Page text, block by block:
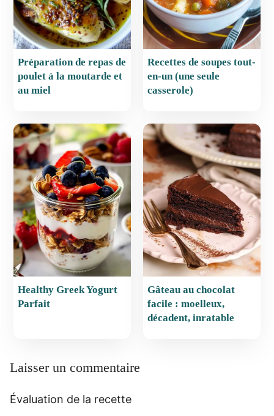
Préparation de repas de
poulet à la moutarde et
au miel
Recettes de soupes tout-
en-un (une seule
casserole)
Healthy Greek Yogurt
Parfait
Gâteau au chocolat
facile : moelleux,
décadent, inratable
Laisser un commentaire
Évaluation de la recette